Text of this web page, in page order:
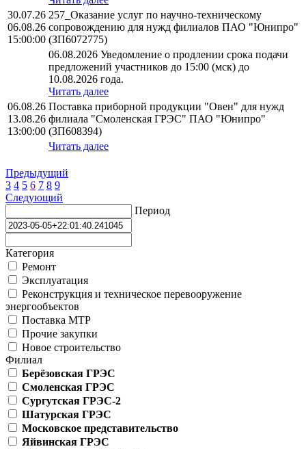
30.07.26
06.08.26
15:00:00
257_Оказание услуг по научно-техническому
сопровождению для нужд филиалов ПАО "Юнипро"
(ЗП6072775)
06.08.2026 Уведомление о продлении срока подачи
предложений участников до 15:00 (мск) до
10.08.2026 года.
Читать далее
06.08.26
13.08.26
13:00:00
Поставка приборной продукции "Овен" для нужд
филиала "Смоленская ГРЭС" ПАО "Юнипро"
(ЗП608394)
Читать далее
Предыдущий
3 4 5 6 7 8 9
Следующий
Период
Категория
Ремонт
Эксплуатация
Реконструкция и техническое перевооружение
энергообъектов
Поставка МТР
Прочие закупки
Новое строительство
Филиал
Берёзовская ГРЭС
Смоленская ГРЭС
Сургутская ГРЭС-2
Шатурская ГРЭС
Московское представительство
Яйвинская ГРЭС